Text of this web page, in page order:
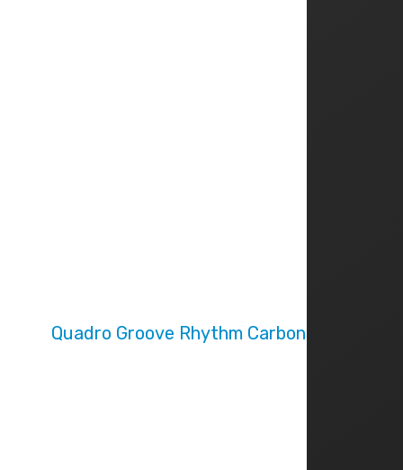
Quadro Groove Rhythm Carbon